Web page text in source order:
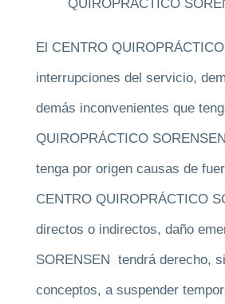
QUIROPRÁCTICO
El CENTRO
interrupciones del servicio,
demás inconvenientes que
QUIROPRÁCTICO
tenga por origen causas de
CENTRO QUIROPRÁCTICO
directos o indirectos, daño
SORENSEN tendrá derecho,
conceptos, a suspender